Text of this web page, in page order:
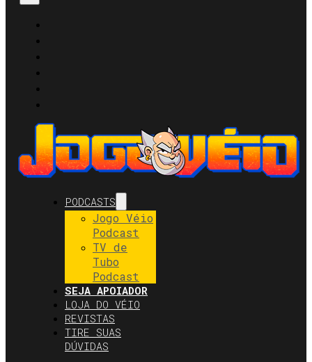
PODCASTS
Jogo Véio
Podcast
TV de
Tubo
Podcast
SEJA APOIADOR
LOJA DO VÉIO
REVISTAS
TIRE SUAS
DÚVIDAS